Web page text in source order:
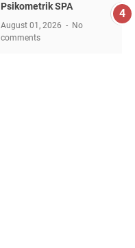
Psikometrik SPA
August 01, 2026
No
comments